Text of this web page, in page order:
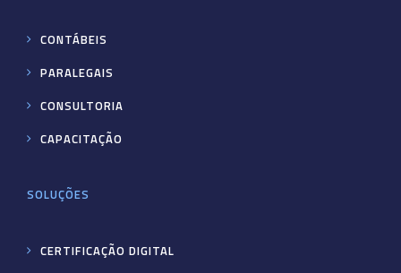
CONTÁBEIS
PARALEGAIS
CONSULTORIA
CAPACITAÇÃO
SOLUÇÕES
CERTIFICAÇÃO DIGITAL